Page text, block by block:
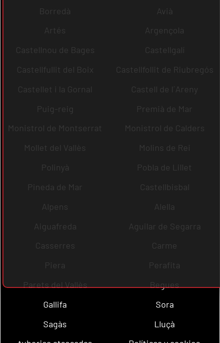
Borredà
Avià
Artés
Argençola
Castellnou de Bages
Castellgalí
Castellfullit del Boix
Castellfollit de Riubregós
Castellet i la Gornal
Castell de l´Areny
Puig-reig
Premià de Mar
Monistrol de Montserrat
Monistrol de Calders
Mollet del Vallès
Molins de Rei
Polinyà
Pobla de Lillet
Pineda de Mar
Castellbisbal
Alpens
Alella
Aiguafreda
Aguilar de Segarra
Casserres
Carme
Piera
Perafita
Parets del Vallès
Begues
Gallifa
Sora
Sagàs
Lluçà